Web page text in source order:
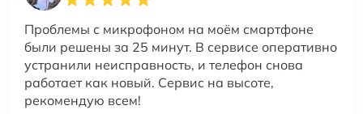
Проблемы с микрофоном на моём смартфоне
были решены за 25 минут. В сервисе оперативно
устранили неисправность, и телефон снова
работает как новый. Сервис на высоте,
рекомендую всем!